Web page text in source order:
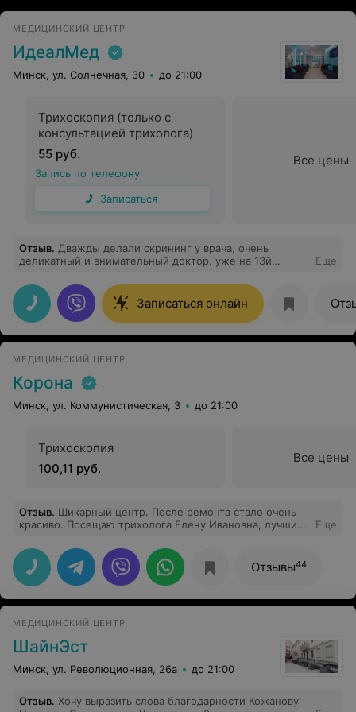
МЕДИЦИНСКИЙ ЦЕНТР
ИдеалМед
Минск, ул. Солнечная, 30 до 21:00
Трихоскопия (только с
консультацией трихолога)
55 руб.
Запись по телефону
Записаться
Все цены
Отзыв. Дважды делали скрининг у врача, очень
деликатный и внимательный доктор. уже на 13й
Еще
Записаться онлайн
МЕДИЦИНСКИЙ ЦЕНТР
Корона
Минск, ул. Коммунистическая, 3 до 21:00
Трихоскопия
100,11 руб.
Все цены
Отзыв. Шикарный центр. После ремонта стало очень
красиво. Посещаю трихолога Елену Ивановна, лучший
центр и доктора
Еще
Отзывы44
МЕДИЦИНСКИЙ ЦЕНТР
ШайнЭст
Минск, ул. Революционная, 26а до 21:00
Отзыв. Хочу выразить слова благодарности Кожанову